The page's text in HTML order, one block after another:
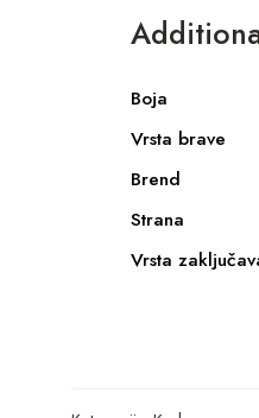
Boja
Vrsta brave
Brend
Strana
Vrsta